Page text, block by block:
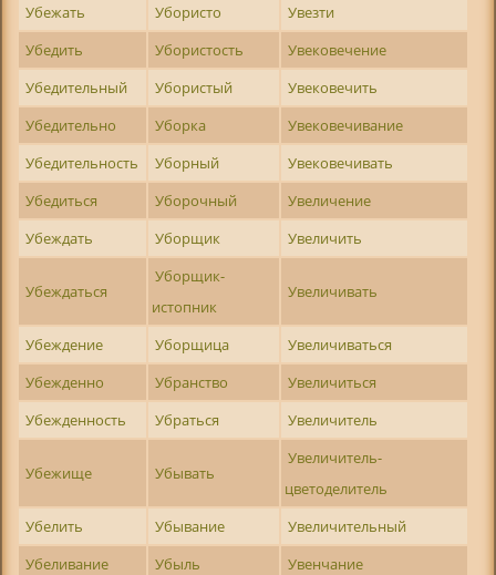
Убежать
Убористо
Увезти
Убедить
Убористость
Увековечение
Убедительный
Убористый
Увековечить
Убедительно
Уборка
Увековечивание
Убедительность
Уборный
Увековечивать
Убедиться
Уборочный
Увеличение
Убеждать
Уборщик Увеличить
Убеждаться
Уборщик-
истопник
Увеличивать
Убеждение Уборщица
Увеличиваться
Убежденно
Убранство
Увеличиться
Убежденность
Убраться Увеличитель
Убежище Убывать
Увеличитель-
цветоделитель
Убелить
Убывание
Увеличительный
Убеливание
Убыль
Увенчание